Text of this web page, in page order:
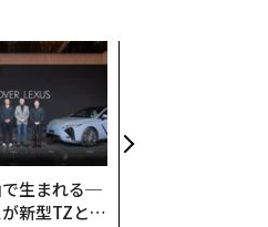
で生まれる─
新型TZとE